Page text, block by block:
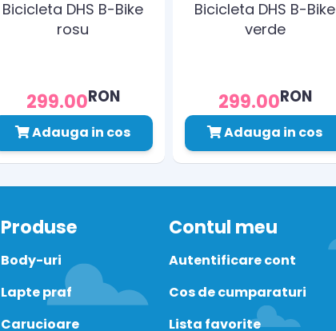
Bicicleta DHS B-Bike
rosu
299.00RON
Adauga in cos
Bicicleta DHS B-Bike
verde
299.00RON
Adauga in cos
Produse
Body-uri
Lapte praf
Carucioare
Contul meu
Autentificare cont
Cos de cumparaturi
Lista favorite